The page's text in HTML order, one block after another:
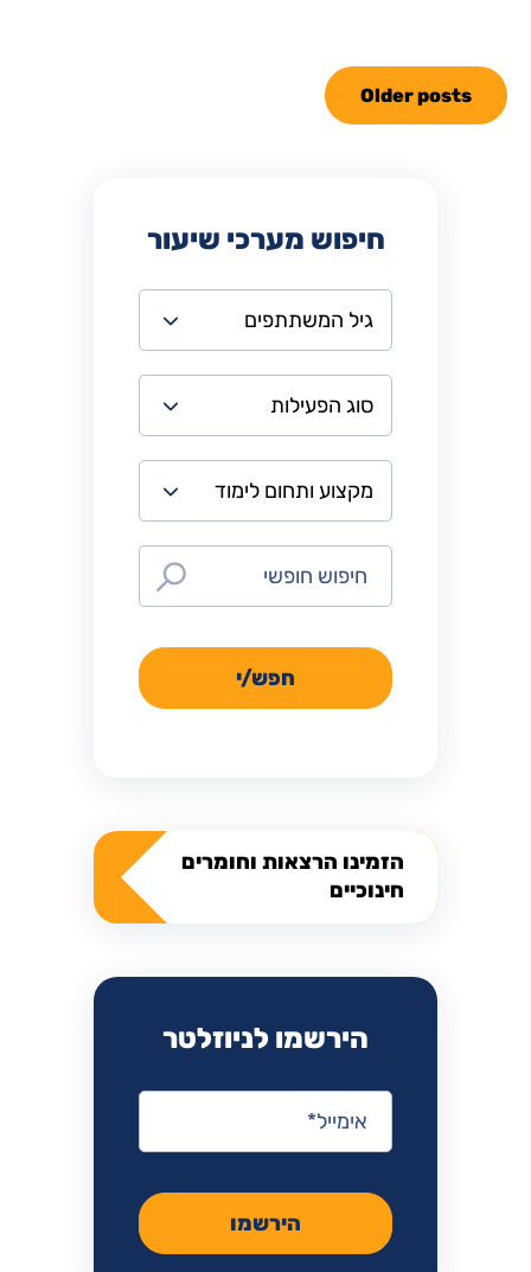
Older posts
חיפוש מערכי שיעור
חפש/י
הזמינו הרצאות וחומרים
חינוכיים
הירשמו לניוזלטר
אימייל
הירשמו